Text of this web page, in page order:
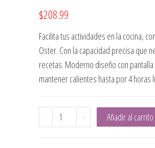
$208.99
Facilita tus actividades en la cocina,
Oster. Con la capacidad precisa que
recetas. Moderno diseño con
mantener calientes hasta por 4 horas
-
Multi
olla
+ Añadir al carrito